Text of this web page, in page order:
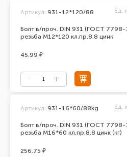
Болт в/проч. DIN 931 (ГОСТ
резьба М12*120 кл.пр.8.8 цинк
Артикул: 931-12*120/88 Ед.
45.99 ₽
Болт в/проч. DIN 931 (ГОСТ
резьба М16*60 кл.пр.8.8 цинк (кг)
Артикул: 931-16*60/88kg Ед.
256.75 ₽